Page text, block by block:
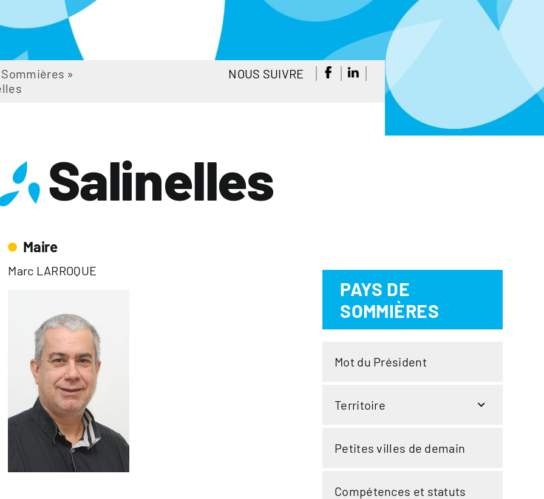
Sommières »
NOUS SUIVRE
Salinelles
Maire
Marc LARROQUE
PAYS DE
SOMMIÈRES
Mot du Président
Territoire
Petites villes de demain
Compétences et statuts